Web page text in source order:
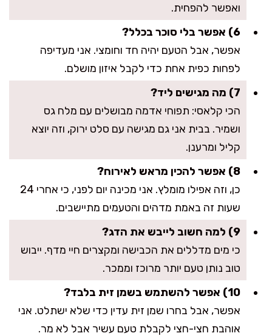
ואפשר להפחית.
6) אפשר בלי סוכר בכלל?
אפשר, אבל הטעם יהיה חד וחומצי. אני מעדיפה
לפחות כפית אחת כדי לקבל איזון מושלם.
7) מה מגישים ליד?
הכי קלאסי: תפוחי אדמה מבושלים עם מלח גס
ושמיר. בבית אני גם מגישה עם סלט ירוק, וזה יוצא
קליל ומרענן.
8) אפשר להכין מראש לאירוח?
כן, וזה אפילו מומלץ. אני מכינה יום לפני, כי אחרי 24
שעות זה באמת מדהים והטעמים מתיישבים.
9) למה חשוב לייבש את הדג?
כי מים מדללים את הכבישה ומקצרים חיי מדף. ייבוש
טוב נותן טעם יותר מרוכז וממכר.
10) אפשר להשתמש בשמן זית בלבד?
אפשר, אבל בחרו שמן זית עדין כדי שלא ישתלט. אני
אוהבת חצי-חצי לקבלת טעם עשיר אבל לא מר.